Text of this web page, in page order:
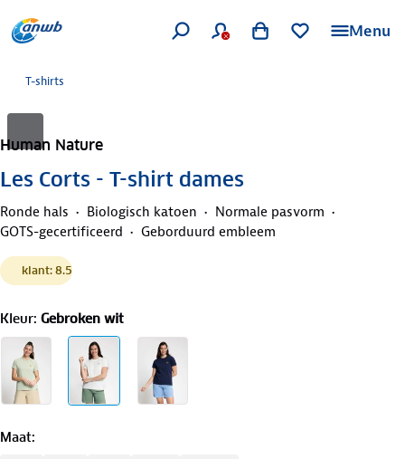
Menu
T-shirts
Human Nature
Les Corts - T-shirt dames
Ronde hals Biologisch katoen
Normale pasvorm
GOTS-gecertificeerd
Geborduurd embleem
klant: 8.5
Kleur: Gebroken wit
Maat: